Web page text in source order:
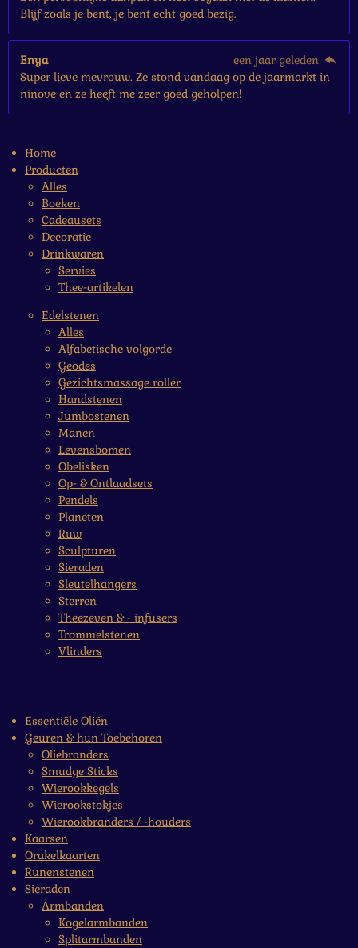
Blijf zoals je bent, je bent echt goed bezig.
Enya
een jaar geleden
Super lieve mevrouw. Ze stond vandaag op de jaarmarkt in
ninove en ze heeft me zeer goed geholpen!
Home
Producten
Alles
Boeken
Cadeausets
Decoratie
Drinkwaren
Servies
Thee-artikelen
Edelstenen
Alles
Alfabetische volgorde
Geodes
Gezichtsmassage roller
Handstenen
Jumbostenen
Manen
Levensbomen
Obelisken
Op- & Ontlaadsets
Pendels
Planeten
Ruw
Sculpturen
Sieraden
Sleutelhangers
Sterren
Theezeven & - infusers
Trommelstenen
Vlinders
Essentiële Oliën
Geuren & hun Toebehoren
Oliebranders
Smudge Sticks
Wierookkegels
Wierookstokjes
Wierookbranders / -houders
Kaarsen
Orakelkaarten
Runenstenen
Sieraden
Armbanden
Kogelarmbanden
Splitarmbanden